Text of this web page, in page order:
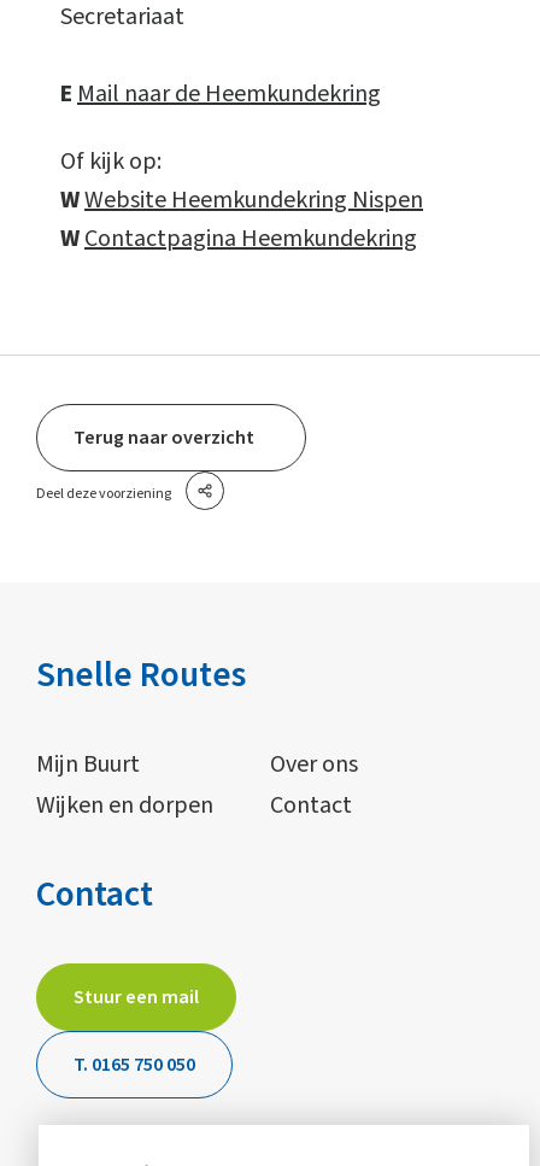
Secretariaat
EMail naar de Heemkundekring
Of kijk op:
WWebsite Heemkundekring Nispen
WContactpagina Heemkundekring
Terug naar overzicht
Deel deze voorziening
Snelle Routes
Mijn Buurt
Over ons
Wijken en dorpen
Contact
Contact
Stuur een mail
T. 0165 750 050